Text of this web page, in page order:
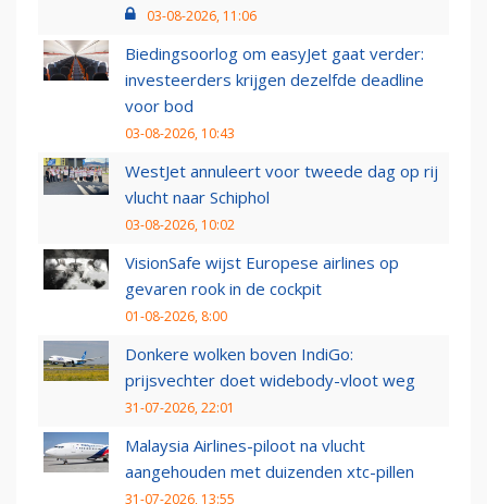
03-08-2026, 11:06
Biedingsoorlog om easyJet gaat verder:
investeerders krijgen dezelfde deadline
voor bod
03-08-2026, 10:43
WestJet annuleert voor tweede dag op rij
vlucht naar Schiphol
03-08-2026, 10:02
VisionSafe wijst Europese airlines op
gevaren rook in de cockpit
01-08-2026, 8:00
Donkere wolken boven IndiGo:
prijsvechter doet widebody-vloot weg
31-07-2026, 22:01
Malaysia Airlines-piloot na vlucht
aangehouden met duizenden xtc-pillen
31-07-2026, 13:55